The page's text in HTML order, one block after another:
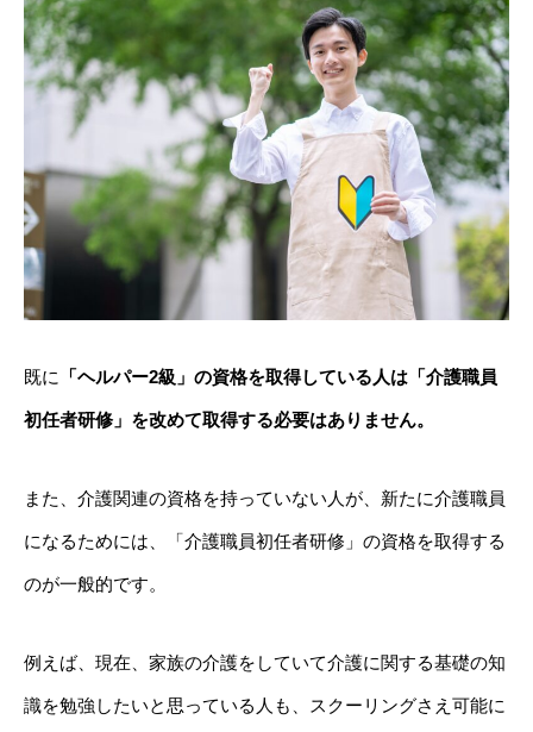
既に 「ヘルパー2級」の資格を取得している人は「介護職員
初任者研修」を改めて取得する必要はありません。
また、介護関連の資格を持っていない人が、新たに介護職員
になるためには、「介護職員初任者研修」の資格を取得する
のが一般的です。
例えば、現在、家族の介護をしていて介護に関する基礎の知
識を勉強したいと思っている人も、スクーリングさえ可能に